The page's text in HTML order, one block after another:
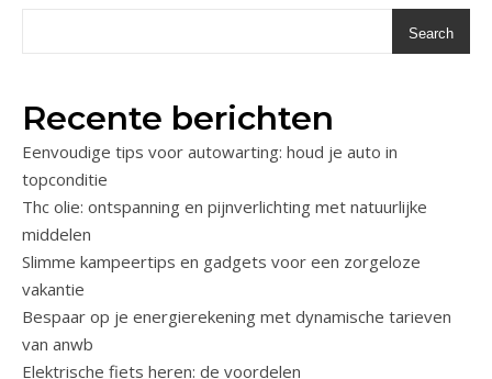
Search
Recente berichten
Eenvoudige tips voor autowarting: houd je auto in
topconditie
Thc olie: ontspanning en pijnverlichting met natuurlijke
middelen
Slimme kampeertips en gadgets voor een zorgeloze
vakantie
Bespaar op je energierekening met dynamische tarieven
van anwb
Elektrische fiets heren: de voordelen